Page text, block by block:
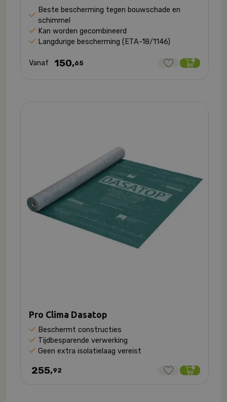
Beste bescherming tegen bouwschade en
schimmel
Kan worden gecombineerd
Langdurige bescherming (ETA-18/1146)
Vanaf 150,65
Pro Clima Dasatop
Beschermt constructies
Tijdbesparende verwerking
Geen extra isolatielaag vereist
255,92